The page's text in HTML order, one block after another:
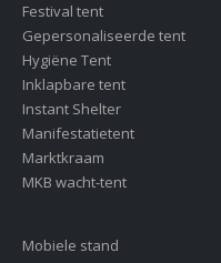
Festival tent
Gepersonaliseerde tent
Hygiëne Tent
Inklapbare tent
Instant Shelter
Manifestatietent
Marktkraam
MKB wacht-tent
Mobiele stand